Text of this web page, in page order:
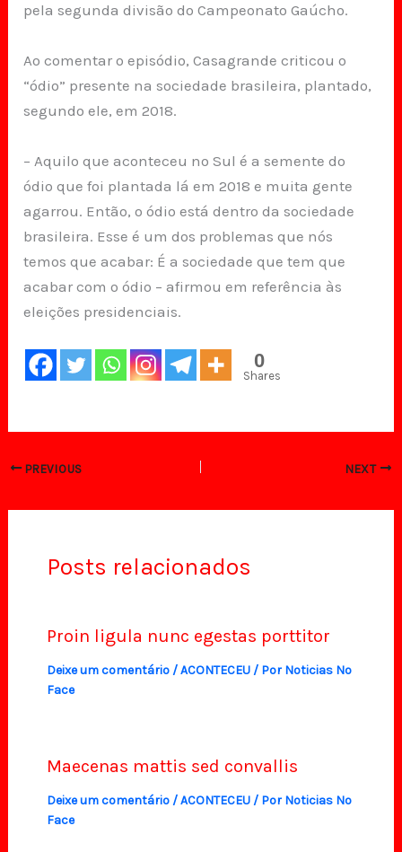
pela segunda divisão do Campeonato Gaúcho.
Ao comentar o episódio, Casagrande criticou o
“ódio” presente na sociedade brasileira, plantado,
segundo ele, em 2018.
– Aquilo que aconteceu no Sul é a semente do
ódio que foi plantada lá em 2018 e muita gente
agarrou. Então, o ódio está dentro da sociedade
brasileira. Esse é um dos problemas que nós
temos que acabar: É a sociedade que tem que
acabar com o ódio – afirmou em referência às
eleições presidenciais.
0
Shares
PREVIOUS NEXT
Posts relacionados
Proin ligula nunc egestas porttitor
Deixe um comentário /ACONTECEU/ Por Noticias No
Face
Maecenas mattis sed convallis
Deixe um comentário /ACONTECEU/ Por Noticias No
Face